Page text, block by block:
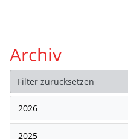
Archiv
Filter zurücksetzen
2026
2025